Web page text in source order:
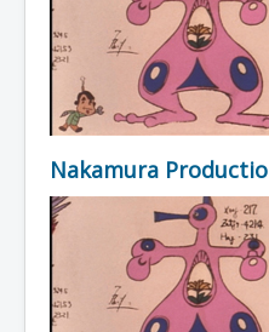
Nakamura